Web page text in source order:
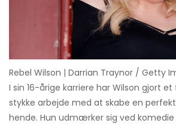
Rebel Wilson | Darrian Traynor / Getty
I sin 16-årige karriere har Wilson gjort
stykke arbejde med at skabe en
hende. Hun udmærker sig ved